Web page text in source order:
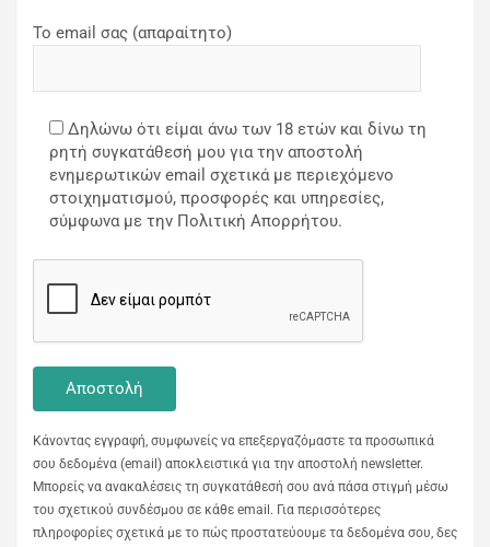
Το email σας (απαραίτητο)
Δηλώνω ότι είμαι άνω των 18 ετών και δίνω τη
ρητή συγκατάθεσή μου για την αποστολή
ενημερωτικών email σχετικά με περιεχόμενο
στοιχηματισμού, προσφορές και υπηρεσίες,
σύμφωνα με την Πολιτική Απορρήτου.
Κάνοντας εγγραφή, συμφωνείς να επεξεργαζόμαστε τα προσωπικά
σου δεδομένα (email) αποκλειστικά για την αποστολή newsletter.
Μπορείς να ανακαλέσεις τη συγκατάθεσή σου ανά πάσα στιγμή μέσω
του σχετικού συνδέσμου σε κάθε email. Για περισσότερες
πληροφορίες σχετικά με το πώς προστατεύουμε τα δεδομένα σου, δες